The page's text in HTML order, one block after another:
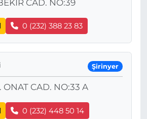
CAD. NO:39
0 (232) 388 23 83
Şirinyer
ONAT CAD. NO:33 A
0 (232) 448 50 14